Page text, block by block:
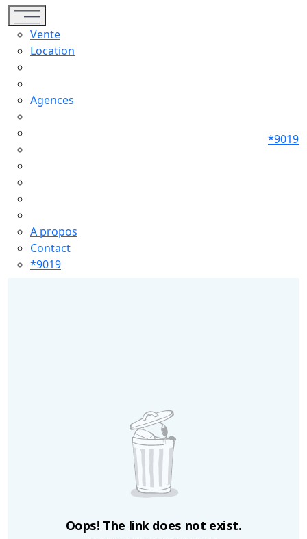
Toggle navigation
Vente
Location
Agences
A propos
Contact
*9019
*9019